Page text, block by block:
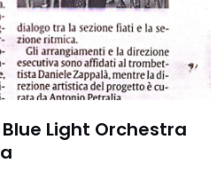
Light Orchestra